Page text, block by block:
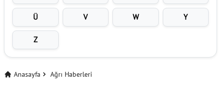
Ü V W Y
Z
Anasayfa Ağrı Haberleri